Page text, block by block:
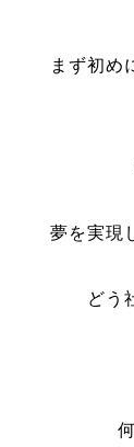
まず初め
夢を実現
どう